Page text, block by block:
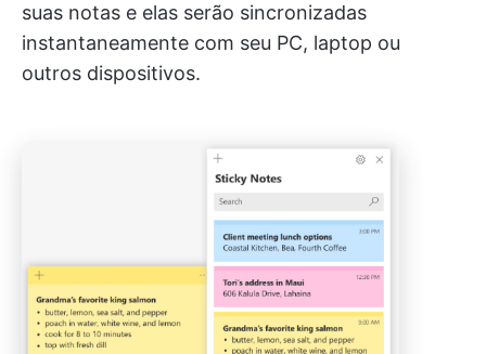
suas notas e elas serão sincronizadas
instantaneamente com seu PC, laptop ou
outros dispositivos.